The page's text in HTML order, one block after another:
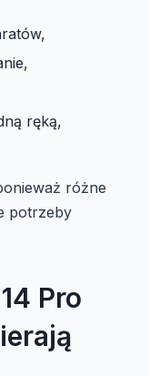
ręką,
różne
potrzeby
Pro